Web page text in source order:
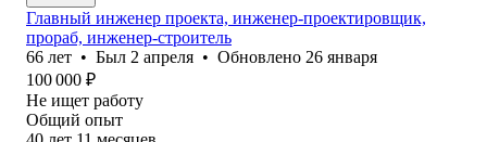
Главный инженер проекта, инженер-проектировщик,
прораб, инженер-строитель
66 лет • Был 2 апреля • Обновлено 26 января
100 000 ₽
Не ищет работу
Общий опыт